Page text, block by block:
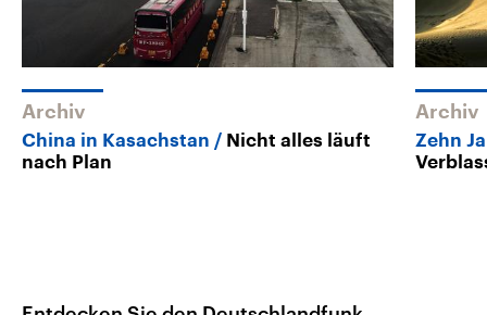
Archiv
China in Kasachstan
Nicht alles läuft
nach Plan
Archiv
Zehn